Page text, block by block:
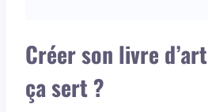
Créer son livre
ça sert ?